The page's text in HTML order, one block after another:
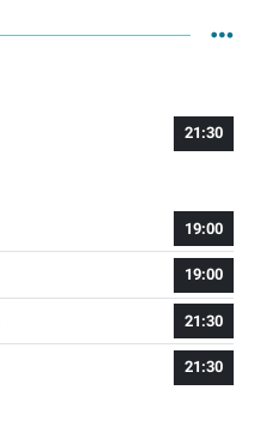
21:30
19:00
19:00
21:30
21:30